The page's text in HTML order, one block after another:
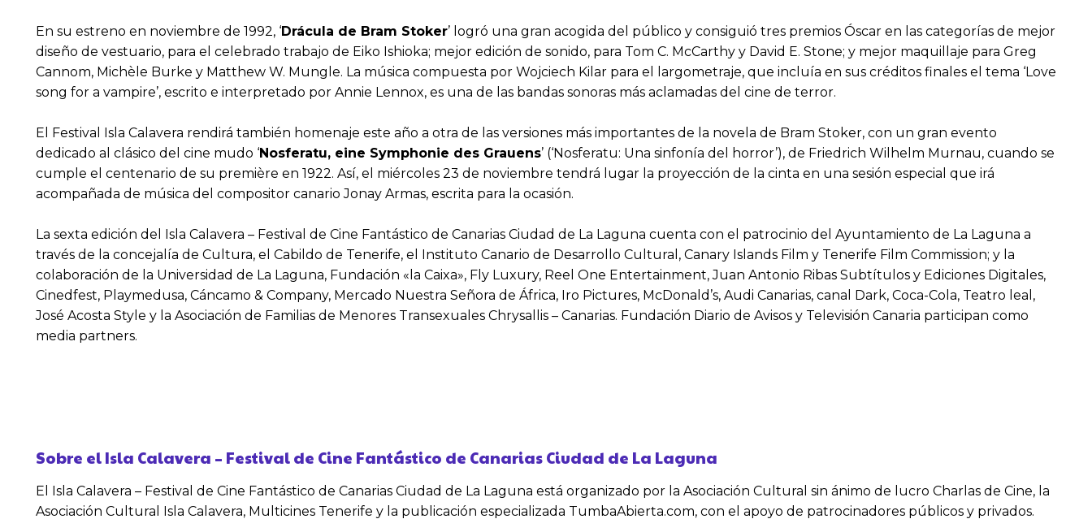
En su estreno en noviembre de 1992, ‘Drácula de Bram Stoker’ logró una gran acogida del público y consiguió tres premios Óscar en las categorías de mejor
diseño de vestuario, para el celebrado trabajo de Eiko Ishioka; mejor edición de sonido, para Tom C. McCarthy y David E. Stone; y mejor maquillaje para Greg
Cannom, Michèle Burke y Matthew W. Mungle. La música compuesta por Wojciech Kilar para el largometraje, que incluía en sus créditos finales el tema ‘Love
song for a vampire’, escrito e interpretado por Annie Lennox, es una de las bandas sonoras más aclamadas del cine de terror.
El Festival Isla Calavera rendirá también homenaje este año a otra de las versiones más importantes de la novela de Bram Stoker, con un gran evento
dedicado al clásico del cine mudo ‘Nosferatu, eine Symphonie des Grauens’ (‘Nosferatu: Una sinfonía del horror’), de Friedrich Wilhelm Murnau, cuando se
cumple el centenario de su première en 1922. Así, el miércoles 23 de noviembre tendrá lugar la proyección de la cinta en una sesión especial que irá
acompañada de música del compositor canario Jonay Armas, escrita para la ocasión.
La sexta edición del Isla Calavera – Festival de Cine Fantástico de Canarias Ciudad de La Laguna cuenta con el patrocinio del Ayuntamiento de La Laguna a
través de la concejalía de Cultura, el Cabildo de Tenerife, el Instituto Canario de Desarrollo Cultural, Canary Islands Film y Tenerife Film Commission; y la
colaboración de la Universidad de La Laguna, Fundación «la Caixa», Fly Luxury, Reel One Entertainment, Juan Antonio Ribas Subtítulos y Ediciones Digitales,
Cinedfest, Playmedusa, Cáncamo & Company, Mercado Nuestra Señora de África, Iro Pictures, McDonald’s, Audi Canarias, canal Dark, Coca-Cola, Teatro leal,
José Acosta Style y la Asociación de Familias de Menores Transexuales Chrysallis – Canarias. Fundación Diario de Avisos y Televisión Canaria participan como
media partners.
Sobre el Isla Calavera – Festival de Cine Fantástico de Canarias Ciudad de La Laguna
El Isla Calavera – Festival de Cine Fantástico de Canarias Ciudad de La Laguna está organizado por la Asociación Cultural sin ánimo de lucro Charlas de Cine, la
Asociación Cultural Isla Calavera, Multicines Tenerife y la publicación especializada TumbaAbierta.com, con el apoyo de patrocinadores públicos y privados.